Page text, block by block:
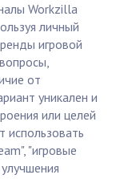
Workzilla
личный
игровой
от
уникален и
или целей
использовать
"игровые